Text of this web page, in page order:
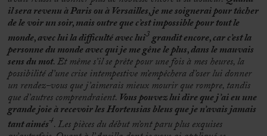
il sera revenu à Paris ou à Versailles, je me soignerai pour tâcher
de le voir un soir, mais outre que c’est impossible pour tout le
monde, avec lui la difficulté avec lui3grandit encore, car c’est la
personne du monde avec qui je me gêne le plus, dans le mauvais
sens du mot. Et même s’il se prête pour une fois à mes heures, la
possibilité d’une crise intempestive m’empêchera d’oser lui donner
un rendez-vous que j’aimerais mieux mourir que rompre, tandis
que d’autres comprendraient. Vous pouvez lui dire que j’ai eu une
grande joie à recevoir les Hortensias bleus que je n’avais jamais
tant aimés4. Les pièces du début m’ont paru plus exquises